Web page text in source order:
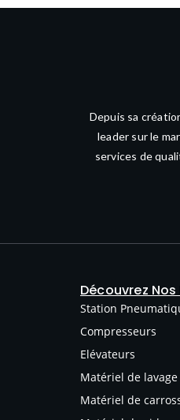
Depuis sa
leader sur le
services de
Découvrez
Station
Compresseurs
Elévateurs
Matériel de lavage
Matériel de